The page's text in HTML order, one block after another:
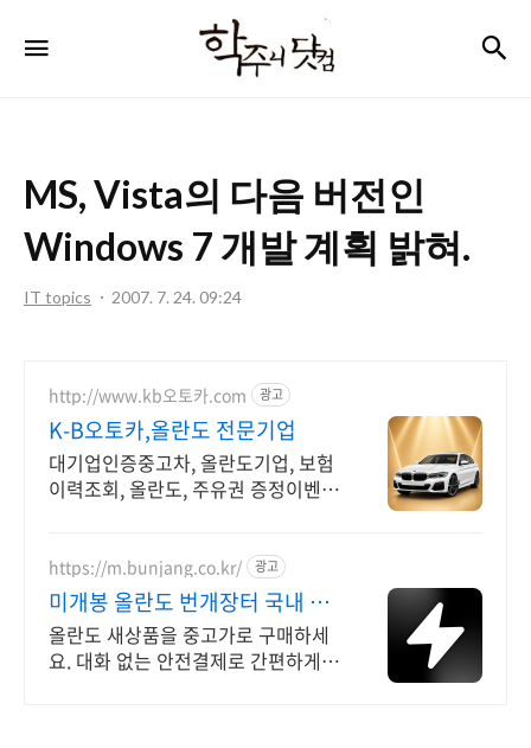
주
컴
MS, Vista의 다음 버전인
Windows 7 개발 계획 밝혀.
IT topics 2007. 7. 24. 09:24
http://www.kb오토카.com 광고
K-B오토카,올란도 전문기업
대기업인증중고차, 올란도기업, 보험
이력조회, 올란도, 주유권 증정이벤트
매물전산연동
https://m.bunjang.co.kr/ 광고
미개봉 올란도 번개장터 국내 최
대 브랜드 중고거래
올란도 새상품을 중고가로 구매하세
요. 대화 없는 안전결제로 간편하게!